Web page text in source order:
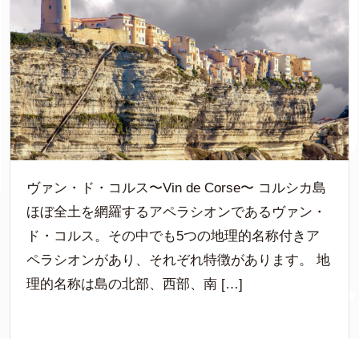
ヴァン・ド・コルス〜Vin de Corse〜 コルシカ島
ほぼ全土を網羅するアペラシオンであるヴァン・
ド・コルス。その中でも5つの地理的名称付きア
ペラシオンがあり、それぞれ特徴があります。 地
理的名称は島の北部、西部、南 […]